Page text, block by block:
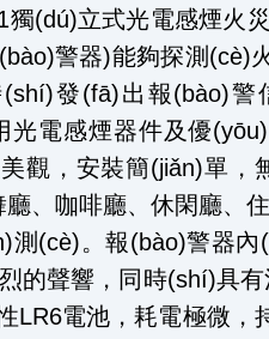
(dú)立式光電感煙火
警器)能夠探測(cè)
時(shí)發(fā)出報
光電感煙器件及優
美觀，安裝簡(jiǎn)單
廳、咖啡廳、休閑廳
。報(bào)警器內
的聲響，同時(shí)具
電池，耗電極微